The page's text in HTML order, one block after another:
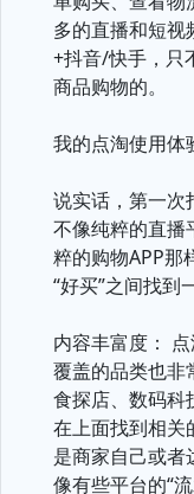
多的直播和短视
+抖音/快手，只
商品购物的。
我的点淘使用体
说实话，第一次
不像纯粹的直播
粹的购物APP那
“好买”之间找到
内容丰富度：
覆盖的品类也非
食探店、数码科
在上面找到相关
是商家自己或者
像有些平台的“流